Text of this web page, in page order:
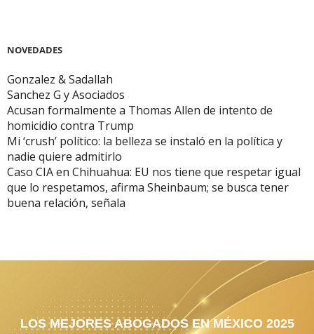
NOVEDADES
Gonzalez & Sadallah
Sanchez G y Asociados
Acusan formalmente a Thomas Allen de intento de
homicidio contra Trump
Mi ‘crush’ político: la belleza se instaló en la política y
nadie quiere admitirlo
Caso CIA en Chihuahua: EU nos tiene que respetar igual
que lo respetamos, afirma Sheinbaum; se busca tener
buena relación, señala
LOS MEJORES ABOGADOS EN MÉXICO 2025